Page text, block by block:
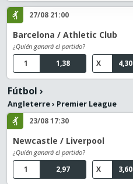
27/08 21:00
Barcelona / Athletic Club
¿Quién ganará el partido?
1,38
1 4,30
X
Fútbol ›
Angleterre› Premier League
23/08 17:30
Newcastle / Liverpool
¿Quién ganará el partido?
2,97
1 3,60
X